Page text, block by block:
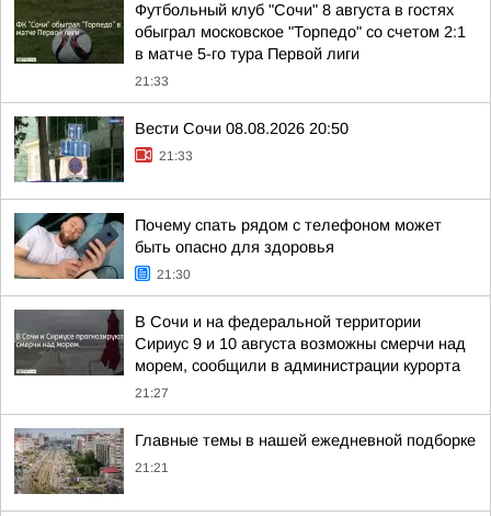
Футбольный клуб "Сочи" 8 августа в гостях
обыграл московское "Торпедо" со счетом 2:1
в матче 5-го тура Первой лиги
21:33
Вести Сочи 08.08.2026 20:50
21:33
Почему спать рядом с телефоном может
быть опасно для здоровья
21:30
В Сочи и на федеральной территории
Сириус 9 и 10 августа возможны смерчи над
морем, сообщили в администрации курорта
21:27
Главные темы в нашей ежедневной подборке
21:21